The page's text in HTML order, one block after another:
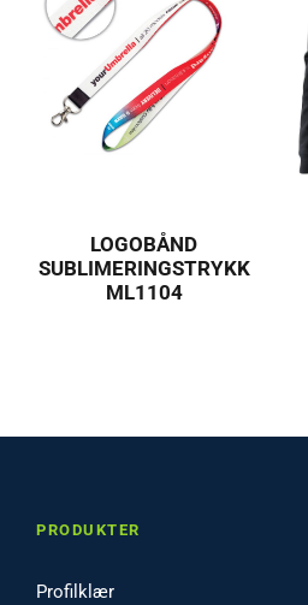
LOGOBÅND
SUBLIMERINGSTRYKK
ML1104
PRODUKTER
Profilklær